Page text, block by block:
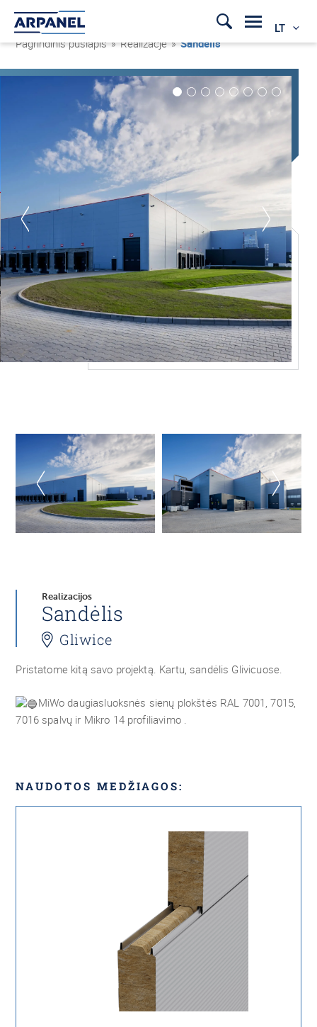
LT
Pagrindinis puslapis » Realizacje »Sandėlis
Realizacijos
Sandėlis
Gliwice
Pristatome kitą savo projektą. Kartu, sandėlis Glivicuose.
MiWo daugiasluoksnės sienų plokštės RAL 7001, 7015,
7016 spalvų ir Mikro 14 profiliavimo .
NAUDOTOS MEDŽIAGOS: